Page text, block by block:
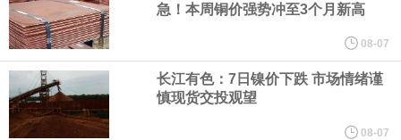
纽约期银日内涨4%，现报64.08美元/盎司。
宇树科技董事长、总经理兼首席技术官王兴兴在网上路演时表示，
经过多年研发创新和技术积累，公司逐步形成了包括一体化关节集
急！本周铜价强势冲至3个月新高
08-07
长江有色：7日镍价下跌 市场情绪谨
慎现货交投观望
08-07